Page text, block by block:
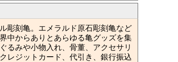
彫刻亀。エメラルド原石彫刻亀など
中からありとあらゆる亀グッズを集
るみや小物入れ、骨董、アクセサリ
レジットカード、代引き、銀行振込